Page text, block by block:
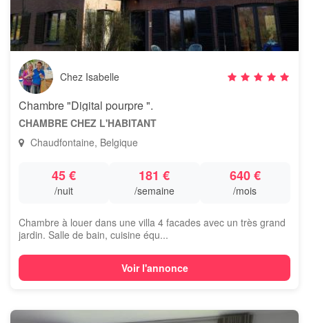
Chez Isabelle
Chambre "Digital pourpre ".
CHAMBRE CHEZ L'HABITANT
Chaudfontaine, Belgique
45 €
/nuit
181 €
/semaine
640 €
/mois
Chambre à louer dans une villa 4 facades avec un très grand
jardin. Salle de bain, cuisine équ...
Voir l'annonce